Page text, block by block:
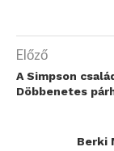
Előző
A Simpson
Döbbenetes
Berki